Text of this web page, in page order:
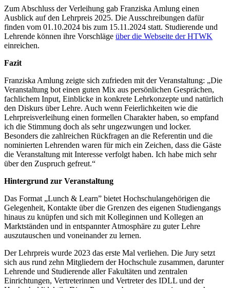
Zum Abschluss der Verleihung gab Franziska Amlung einen
Ausblick auf den Lehrpreis 2025. Die Ausschreibungen dafür
finden vom 01.10.2024 bis zum 15.11.2024 statt. Studierende und
Lehrende können ihre Vorschläge über die Webseite der HTWK
einreichen.
Fazit
Franziska Amlung zeigte sich zufrieden mit der Veranstaltung: „Die
Veranstaltung bot einen guten Mix aus persönlichen Gesprächen,
fachlichem Input, Einblicke in konkrete Lehrkonzepte und natürlich
den Diskurs über Lehre. Auch wenn Feierlichkeiten wie die
Lehrpreisverleihung einen formellen Charakter haben, so empfand
ich die Stimmung doch als sehr ungezwungen und locker.
Besonders die zahlreichen Rückfragen an die Referentin und die
nominierten Lehrenden waren für mich ein Zeichen, dass die Gäste
die Veranstaltung mit Interesse verfolgt haben. Ich habe mich sehr
über den Zuspruch gefreut.“
Hintergrund zur Veranstaltung
Das Format „Lunch & Learn” bietet Hochschulangehörigen die
Gelegenheit, Kontakte über die Grenzen des eigenen Studiengangs
hinaus zu knüpfen und sich mit Kolleginnen und Kollegen an
Marktständen und in entspannter Atmosphäre zu guter Lehre
auszutauschen und voneinander zu lernen.
Der Lehrpreis wurde 2023 das erste Mal verliehen. Die Jury setzt
sich aus rund zehn Mitgliedern der Hochschule zusammen, darunter
Lehrende und Studierende aller Fakultäten und zentralen
Einrichtungen, Vertreterinnen und Vertreter des IDLL und der